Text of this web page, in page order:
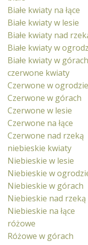
Białe kwiaty na łące
Białe kwiaty w lesie
Białe kwiaty nad
Białe kwiaty w
Białe kwiaty w górach
czerwone kwiaty
Czerwone w ogrodzie
Czerwone w górach
Czerwone w lesie
Czerwone na łące
Czerwone nad rzeką
niebieskie kwiaty
Niebieskie w lesie
Niebieskie w
Niebieskie w górach
Niebieskie nad rzeką
Niebieskie na łące
różowe
Różowe w górach